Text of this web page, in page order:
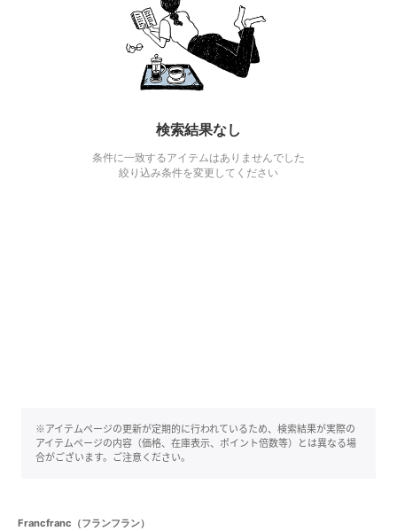
検索結果なし
条件に一致するアイテムはありませんでした
絞り込み条件を変更してください
※アイテムページの更新が定期的に行われているため、検索結果が実際の
アイテムページの内容（価格、在庫表示、ポイント倍数等）とは異なる場
合がございます。ご注意ください。
Francfranc（フランフラン）